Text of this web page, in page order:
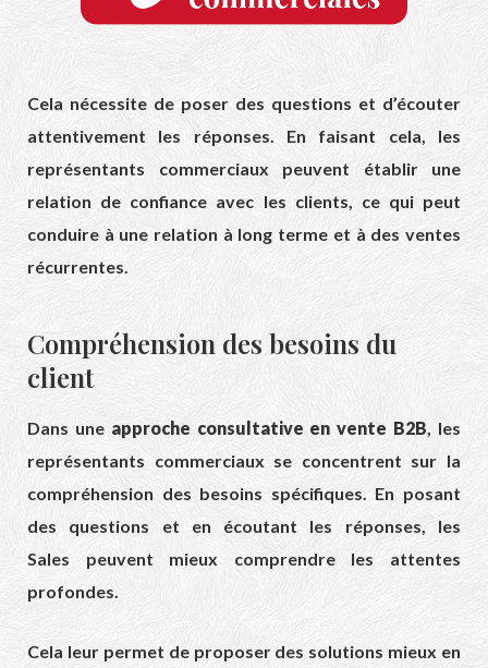
Cela nécessite de poser des questions et d’écouter
attentivement les réponses. En faisant cela, les
représentants commerciaux peuvent établir une
relation de confiance avec les clients, ce qui peut
conduire à une relation à long terme et à des ventes
récurrentes.
Compréhension des besoins du
client
Dans une approche consultative en vente B2B, les
représentants commerciaux se concentrent sur la
compréhension des besoins spécifiques. En posant
des questions et en écoutant les réponses, les
Sales peuvent mieux comprendre les attentes
profondes.
Cela leur permet de proposer des solutions mieux en